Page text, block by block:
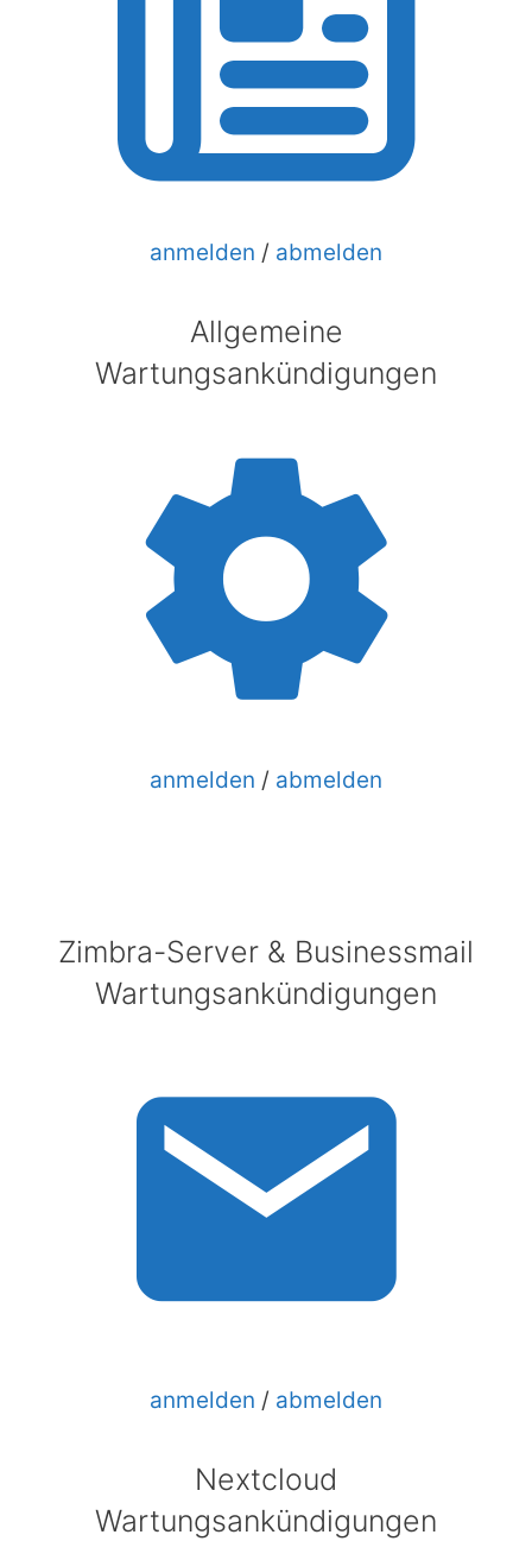
anmelden / abmelden
Allgemeine
Wartungsankündigungen
anmelden / abmelden
Zimbra-Server & Businessmail
Wartungsankündigungen
anmelden / abmelden
Nextcloud
Wartungsankündigungen